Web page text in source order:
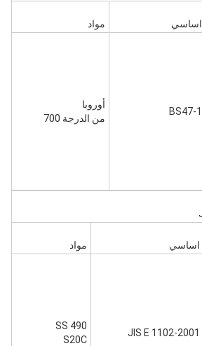
اساسي مواد
BS47-1
أوروبا
من الدرجة 700
اساسي مواد
JIS E 1102-2001
SS 490
S20C